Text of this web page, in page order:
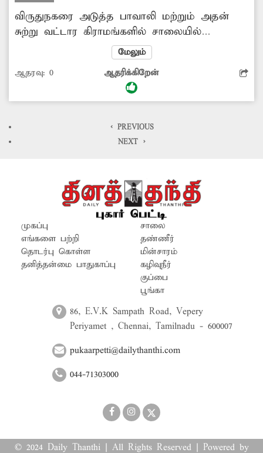
விருதுநகரை அடுத்த பாவாலி மற்றும் அதன்
சுற்று வட்டார கிராமங்களில் சாலையில்
ஆங்காங்கே குப்பைகள் அதிக அளவில் தேங்கி
கிடக்கிறது. இதனால் அப்பகுதியில் அதிக
துர்நாற்றம் வீசுவதுடன் தொற்றுநோய் பரவும்
அபாயநிலை நிலவுகிறது. எனவே தேங்கி
மேலும்
ஆதரவு: 0 ஆதரிக்கிறேன்
< PREVIOUS
NEXT >
முகப்பு
எங்களை பற்றி
தொடர்பு கொள்ள
தனித்தன்மை பாதுகாப்பு
சாலை
தண்ணீர்
மின்சாரம்
கழிவுநீர்
குப்பை
பூங்கா
86, E.V.K Sampath Road, Vepery
Periyamet , Chennai, Tamilnadu - 600007
pukaarpetti@dailythanthi.com
044-71303000
© 2024 Daily Thanthi | All Rights Reserved | Powered by